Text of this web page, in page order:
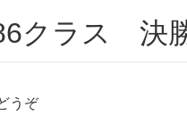
クラス 決
うぞ